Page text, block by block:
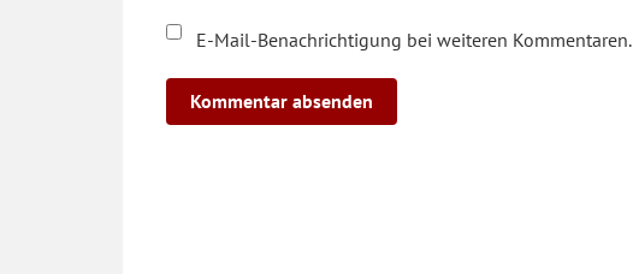
E-Mail-Benachrichtigung bei weiteren Kommentaren.